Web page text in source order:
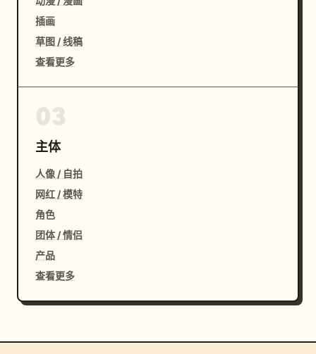
插画
草图 / 线稿
查看更多
主体
人像 / 自拍
网红 / 模特
角色
团体 / 情侣
产品
查看更多